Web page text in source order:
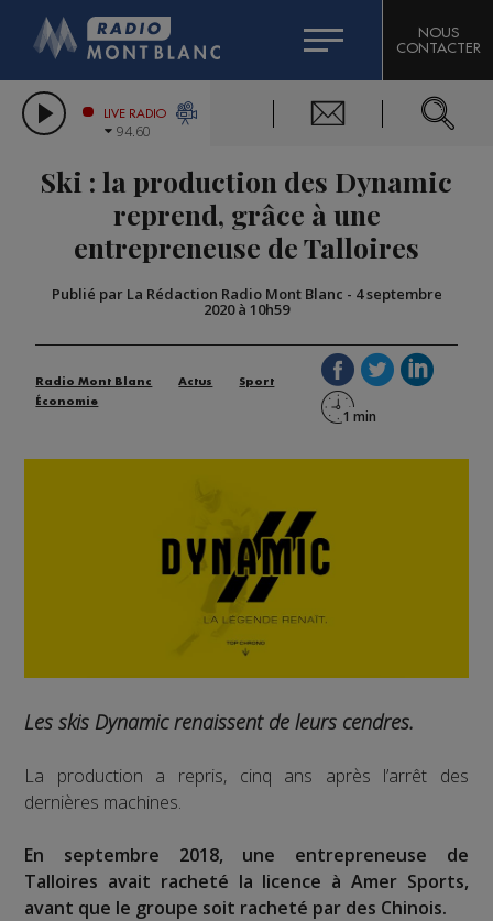
LES CHRONIQUES DE L'EXPERT
CITIZEN MACHINERY
GRAND MASSIF DOMAINES SKIABLES
BIGARD
COMPAGNIE DU MONT-BLANC
NOUS
CONTACTER
LIVE RADIO
94.60
Ski : la production des Dynamic
reprend, grâce à une
entrepreneuse de Talloires
Publié par La Rédaction Radio Mont Blanc - 4 septembre
2020 à 10h59
Radio Mont Blanc Actus
Sport
Économie
Les skis Dynamic renaissent de leurs cendres.
La production a repris, cinq ans après l’arrêt des
dernières machines.
En septembre 2018, une entrepreneuse de
Talloires avait racheté la licence à Amer Sports,
avant que le groupe soit racheté par des Chinois.